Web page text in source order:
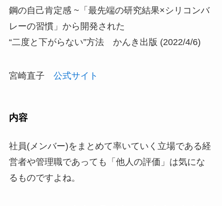
鋼の自己肯定感 ~「最先端の研究結果×シリコンバ
レーの習慣」から開発された
“二度と下がらない”方法 かんき出版 (2022/4/6)
宮崎直子 公式サイト
内容
社員(メンバー)をまとめて率いていく立場である経
営者や管理職であっても「他人の評価」は気にな
るものですよね。